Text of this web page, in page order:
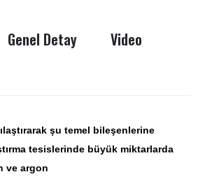
Genel Detay
Video
şu temel bileşenlerine
tesislerinde büyük miktarlarda
ve argon